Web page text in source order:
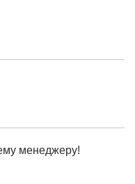
менеджеру!